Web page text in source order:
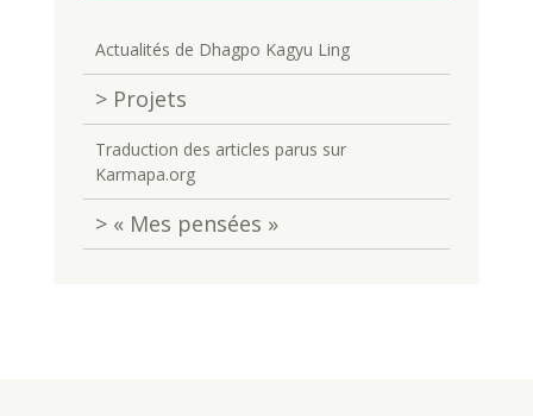
Actualités de Dhagpo Kagyu Ling
> Projets
Traduction des articles parus sur
Karmapa.org
> « Mes pensées »